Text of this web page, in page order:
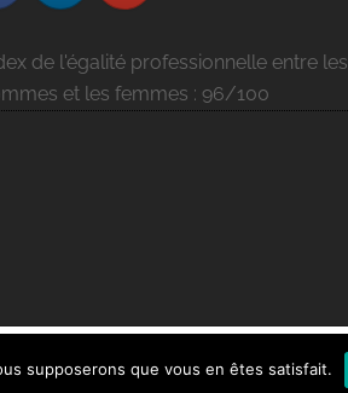
de l'égalité professionnelle entre les
et les femmes : 96/100
supposerons que vous en êtes satisfait.